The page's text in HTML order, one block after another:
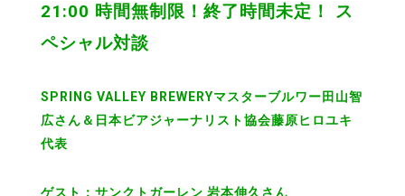
21:00 時間無制限！終了時間未定！ ス
ペシャル対談
SPRING VALLEY BREWERYマスターブルワー田山智
広さん＆日本ビアジャーナリスト協会藤原ヒロユキ
代表
ゲスト：サンクトガーレン 岩本伸久さん